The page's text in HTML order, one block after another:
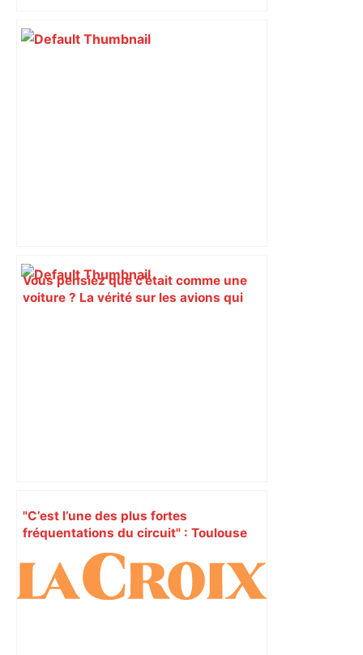
Vous pensiez que c’était comme une
voiture ? La vérité sur les avions qui
"C’est l’une des plus fortes
fréquentations du circuit" : Toulouse
est-elle la capitale du poker amateur –
ladepeche.fr